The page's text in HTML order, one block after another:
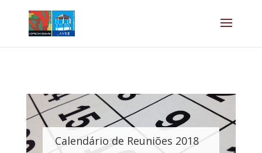
Calendário de Reuniões 2018